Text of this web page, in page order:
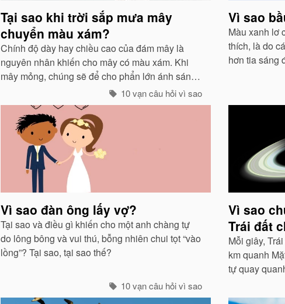
Tại sao khi trời sắp mưa mây
chuyển màu xám?
Chính độ dày hay chiều cao của đám mây là
nguyên nhân khiến cho mây có màu xám. Khi
mây mỏng, chúng sẽ để cho phẩn lớn ánh sáng
xuyên qua và có màu trắng... 10 vạn câu hỏi vì sao
Vì sao
Màu xanh lơ
thích, là do
hơn tia sáng
Vì sao đàn ông lấy vợ?
Tại sao và điều gì khiến cho một anh chàng tự
do lông bông và vui thú, bỗng nhiên chui tọt “vào
lồng”? Tại sao, tại sao thế?
10 vạn câu hỏi vì sao
Vì sao
Trái đất
Mỗi giây,
km quanh
tự quay
là 465 mét /
đang đứng